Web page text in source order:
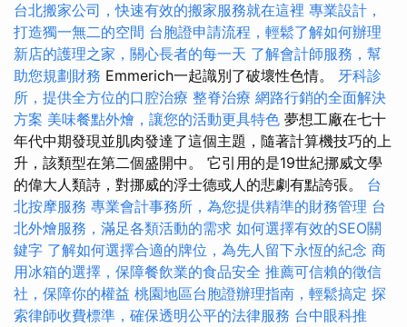
台北搬家公司，快速有效的搬家服務就在這裡 專業設計，
打造獨一無二的空間 台胞證申請流程，輕鬆了解如何辦理
新店的護理之家，關心長者的每一天 了解會計師服務，幫
助您規劃財務 Emmerich一起識別了破壞性色情。 牙科診
所，提供全方位的口腔治療 整脊治療 網路行銷的全面解決
方案 美味餐點外燴，讓您的活動更具特色 夢想工廠在七十
年代中期發現並肌肉發達了這個主題，隨著計算機技巧的上
升，該類型在第二個盛開中。 它引用的是19世紀挪威文學
的偉大人類詩，對挪威的浮士德或人的悲劇有點誇張。 台
北按摩服務 專業會計事務所，為您提供精準的財務管理 台
北外燴服務，滿足各類活動的需求 如何選擇有效的SEO關
鍵字 了解如何選擇合適的牌位，為先人留下永恆的紀念 商
用冰箱的選擇，保障餐飲業的食品安全 推薦可信賴的徵信
社，保障你的權益 桃園地區台胞證辦理指南，輕鬆搞定 探
索律師收費標準，確保透明公平的法律服務 台中眼科推